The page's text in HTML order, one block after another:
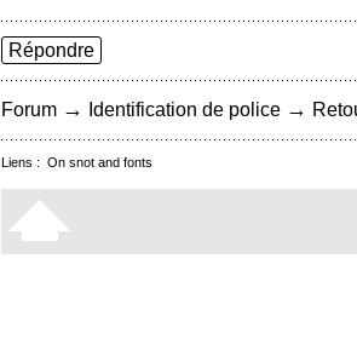
Répondre
Forum → Identification de police →
Liens : On snot and fonts